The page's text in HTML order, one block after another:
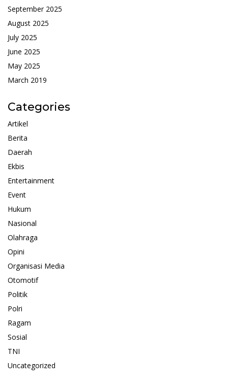
September 2025
August 2025
July 2025
June 2025
May 2025
March 2019
Categories
Artikel
Berita
Daerah
Ekbis
Entertainment
Event
Hukum
Nasional
Olahraga
Opini
Organisasi Media
Otomotif
Politik
Polri
Ragam
Sosial
TNI
Uncategorized